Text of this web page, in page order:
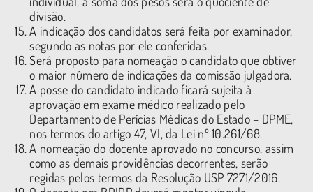
divisão.
A indicação dos candidatos será feita por examinador,
segundo as notas por ele conferidas.
Será proposto para nomeação o candidato que obtiver
o maior número de indicações da comissão julgadora.
A posse do candidato indicado ficará sujeita à
aprovação em exame médico realizado pelo
Departamento de Perícias Médicas do Estado – DPME,
nos termos do artigo 47, VI, da Lei nº 10.261/68.
A nomeação do docente aprovado no concurso, assim
como as demais providências decorrentes, serão
regidas pelos termos da Resolução USP 7271/2016.